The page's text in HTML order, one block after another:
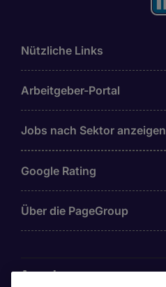
Nützliche Links
Arbeitgeber-Portal
Jobs nach Sektor anzeigen
Google Rating
Über die PageGroup
Awards